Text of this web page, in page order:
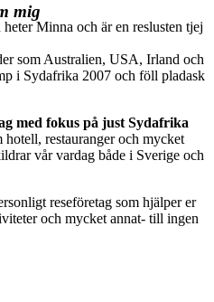
mig
Minna och är en reslusten tjej
som Australien, USA, Irland och
i Sydafrika 2007 och föll pladask
med fokus på just Sydafrika
restauranger och mycket
vår vardag både i Sverige och
reseföretag som hjälper er
och mycket annat- till ingen